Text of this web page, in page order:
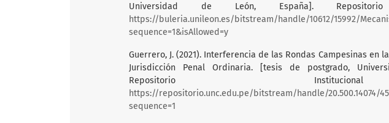
Universidad de León, España].
https://buleria.unileon.es/bitstream/handle/10612/15992/
sequence=1&isAllowed=y
Guerrero, J. (2021). Interferencia de las Rondas Campesinas en
Jurisdicción Penal Ordinaria. [tesis de postgrado,
Repositorio
https://repositorio.unc.edu.pe/bitstream/handle/20.500.14074/
sequence=1